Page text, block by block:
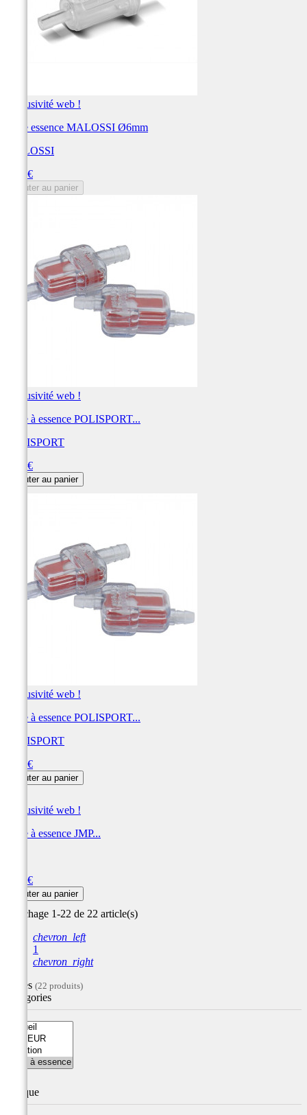
Exclusivité web !
Filtre essence MALOSSI Ø6mm
MALOSSI
5,25 €
Ajouter au panier
Exclusivité web !
Filtre à essence POLISPORT...
POLISPORT
2,91 €
Ajouter au panier
Exclusivité web !
Filtre à essence POLISPORT...
POLISPORT
2,91 €
Ajouter au panier
Exclusivité web !
Filtre à essence JMP...
2,40 €
Ajouter au panier
Affichage 1-22 de 22 article(s)
chevron_left
1
chevron_right
Filtres (22 produits)
Catégories
Marque